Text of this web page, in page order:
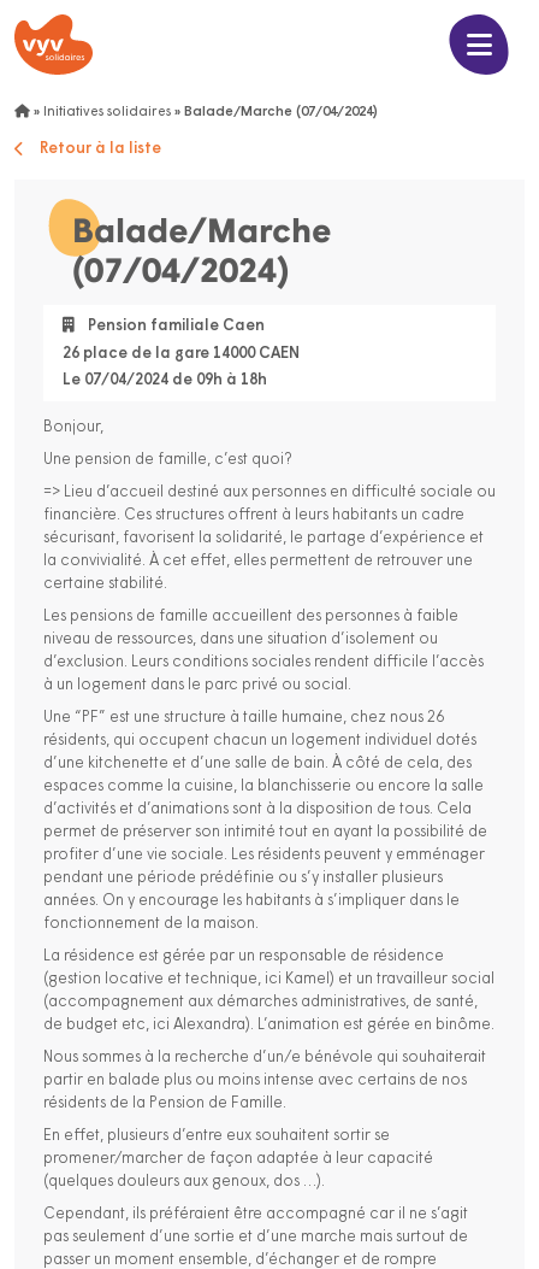
» Initiatives solidaires » Balade/Marche (07/04/2024)
Retour à la liste
Balade/Marche
(07/04/2024)
Pension familiale Caen
26 place de la gare 14000 CAEN
Le 07/04/2024 de 09h à 18h
Bonjour,
Une pension de famille, c’est quoi?
=> Lieu d’accueil destiné aux personnes en difficulté sociale ou
financière. Ces structures offrent à leurs habitants un cadre
sécurisant, favorisent la solidarité, le partage d’expérience et
la convivialité. À cet effet, elles permettent de retrouver une
certaine stabilité.
Les pensions de famille accueillent des personnes à faible
niveau de ressources, dans une situation d’isolement ou
d’exclusion. Leurs conditions sociales rendent difficile l’accès
à un logement dans le parc privé ou social.
Une “PF” est une structure à taille humaine, chez nous 26
résidents, qui occupent chacun un logement individuel dotés
d’une kitchenette et d’une salle de bain. À côté de cela, des
espaces comme la cuisine, la blanchisserie ou encore la salle
d’activités et d’animations sont à la disposition de tous. Cela
permet de préserver son intimité tout en ayant la possibilité de
profiter d’une vie sociale. Les résidents peuvent y emménager
pendant une période prédéfinie ou s’y installer plusieurs
années. On y encourage les habitants à s’impliquer dans le
fonctionnement de la maison.
La résidence est gérée par un responsable de résidence
(gestion locative et technique, ici Kamel) et un travailleur social
(accompagnement aux démarches administratives, de santé,
de budget etc, ici Alexandra). L’animation est gérée en binôme.
Nous sommes à la recherche d’un/e bénévole qui souhaiterait
partir en balade plus ou moins intense avec certains de nos
résidents de la Pension de Famille.
En effet, plusieurs d’entre eux souhaitent sortir se
promener/marcher de façon adaptée à leur capacité
(quelques douleurs aux genoux, dos …).
Cependant, ils préféraient être accompagné car il ne s’agit
pas seulement d’une sortie et d’une marche mais surtout de
passer un moment ensemble, d’échanger et de rompre